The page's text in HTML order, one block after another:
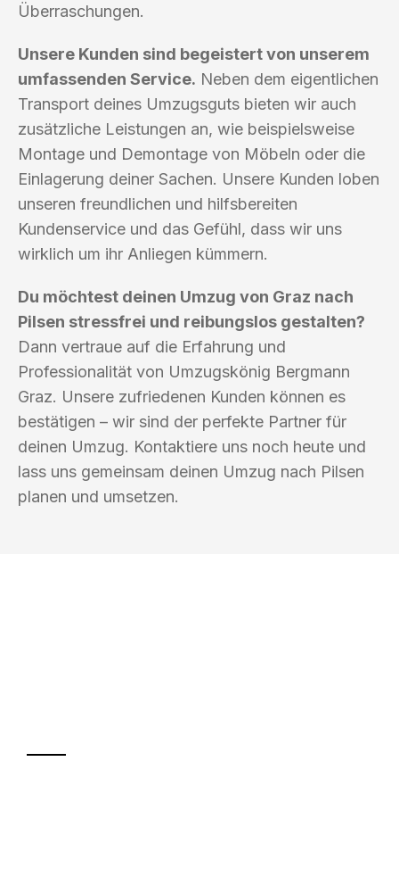
Überraschungen.
Unsere Kunden sind begeistert von unserem
umfassenden Service. Neben dem eigentlichen
Transport deines Umzugsguts bieten wir auch
zusätzliche Leistungen an, wie beispielsweise
Montage und Demontage von Möbeln oder die
Einlagerung deiner Sachen. Unsere Kunden loben
unseren freundlichen und hilfsbereiten
Kundenservice und das Gefühl, dass wir uns
wirklich um ihr Anliegen kümmern.
Du möchtest deinen Umzug von Graz nach
Pilsen stressfrei und reibungslos gestalten?
Dann vertraue auf die Erfahrung und
Professionalität von Umzugskönig Bergmann
Graz. Unsere zufriedenen Kunden können es
bestätigen – wir sind der perfekte Partner für
deinen Umzug. Kontaktiere uns noch heute und
lass uns gemeinsam deinen Umzug nach Pilsen
planen und umsetzen.